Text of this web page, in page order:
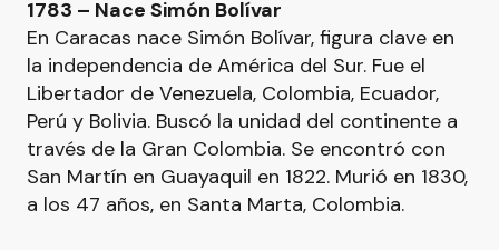
1783 – Nace Simón Bolívar
En Caracas nace Simón Bolívar, figura clave en
la independencia de América del Sur. Fue el
Libertador de Venezuela, Colombia, Ecuador,
Perú y Bolivia. Buscó la unidad del continente a
través de la Gran Colombia. Se encontró con
San Martín en Guayaquil en 1822. Murió en 1830,
a los 47 años, en Santa Marta, Colombia.